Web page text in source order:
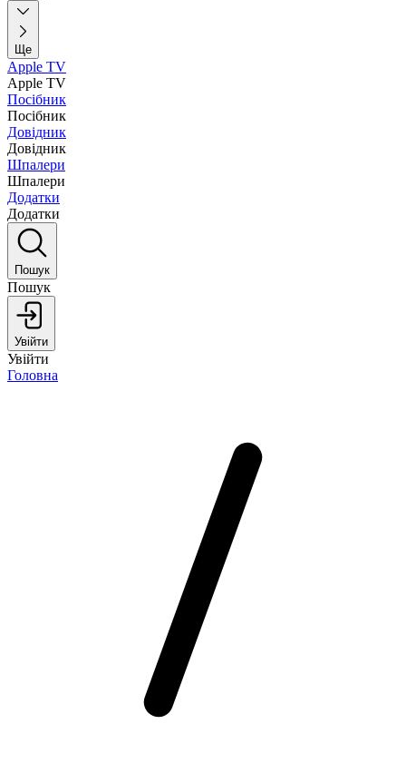
Ще
Apple TV
Apple TV
Посібник
Посібник
Довідник
Довідник
Шпалери
Шпалери
Додатки
Додатки
Пошук
Пошук
Увійти
Увійти
Головна